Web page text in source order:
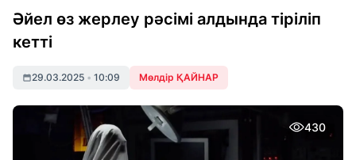
Әйел өз жерлеу рәсімі алдында тіріліп
кетті
29.03.2025 • 10:09 Мөлдір ҚАЙНАР
430